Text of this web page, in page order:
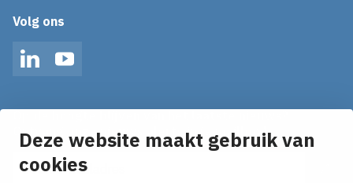
Deze website maakt gebruik van
cookies
Volg ons
LinkedInYouTube
Ontvang onze nieuws alerts in je mailbox!
E-mailadres